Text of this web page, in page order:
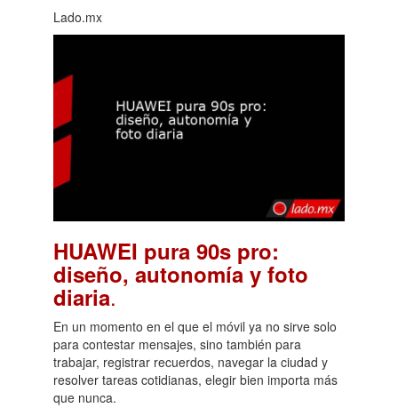
Lado.mx
HUAWEI pura 90s pro:
diseño, autonomía y foto
diaria.
En un momento en el que el móvil ya no sirve solo
para contestar mensajes, sino también para
trabajar, registrar recuerdos, navegar la ciudad y
resolver tareas cotidianas, elegir bien importa más
que nunca.